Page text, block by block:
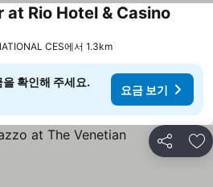
Rio Hotel & Casino
CES에서 1.3km
확인해 주세요.
요금 보기
공유 즐